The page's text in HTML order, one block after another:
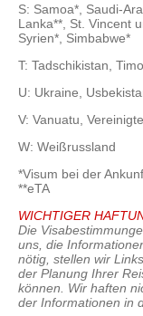
S: Samoa*, Saudi-
Lanka**, St. Vincent
Syrien*, Simbabwe*
T: Tadschikistan,
U: Ukraine,
V: Vanuatu,
W: Weißrussland
*Visum bei der
**eTA
WICHTIGER
Die
uns, die
nötig, stellen wir
der Planung Ihrer
können. Wir haften
der Informationen in